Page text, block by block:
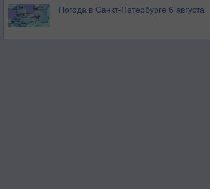
Погода в Санкт-Петербурге 6 августа